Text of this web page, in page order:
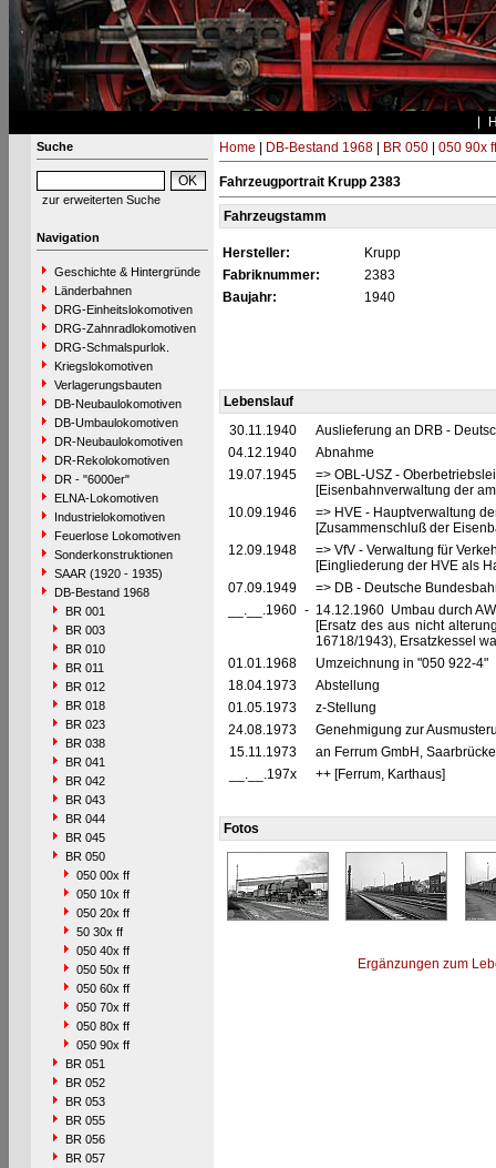
Suche
zur erweiterten Suche
Navigation
Geschichte & Hintergründe
Länderbahnen
DRG-Einheitslokomotiven
DRG-Zahnradlokomotiven
DRG-Schmalspurlok.
Kriegslokomotiven
Verlagerungsbauten
DB-Neubaulokomotiven
DB-Umbaulokomotiven
DR-Neubaulokomotiven
DR-Rekolokomotiven
DR - "6000er"
ELNA-Lokomotiven
Industrielokomotiven
Feuerlose Lokomotiven
Sonderkonstruktionen
SAAR (1920 - 1935)
DB-Bestand 1968
BR 001
BR 003
BR 010
BR 011
BR 012
BR 018
BR 023
BR 038
BR 041
BR 042
BR 043
BR 044
BR 045
BR 050
050 00x ff
050 10x ff
050 20x ff
50 30x ff
050 40x ff
050 50x ff
050 60x ff
050 70x ff
050 80x ff
050 90x ff
BR 051
BR 052
BR 053
BR 055
BR 056
BR 057
Home DB-Bestand 1968| BR 050| 050 90x ff
Fahrzeugportrait Krupp 2383
Fahrzeugstamm
Hersteller:
Krupp
Fabriknummer:
2383
Baujahr:
1940
Lebenslauf
30.11.1940
Auslieferung an DRB -
04.12.1940
Abnahme
19.07.1945
=> OBL-USZ -
[Eisenbahnverwaltung der
10.09.1946
=> HVE - Hauptverwaltung
[Zusammenschluß der
12.09.1948
=> VfV - Verwaltung für
[Eingliederung der HVE als
07.09.1949
=> DB - Deutsche
__.__.1960 - 14.12.1960 Umbau durch
[Ersatz des aus nicht
16718/1943), Ersatzkessel
01.01.1968
Umzeichnung in "050 922-4"
18.04.1973
Abstellung
01.05.1973
z-Stellung
24.08.1973
Genehmigung zur
15.11.1973
an Ferrum GmbH,
__.__.197x
++ [Ferrum, Karthaus]
Fotos
Ergänzungen zum